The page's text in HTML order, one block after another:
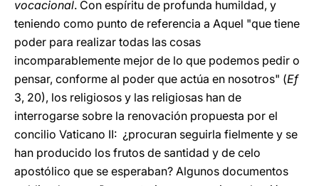
vocacional. Con espíritu de profunda humildad, y
teniendo como punto de referencia a Aquel "que tiene
poder para realizar todas las cosas
incomparablemente mejor de lo que podemos pedir o
pensar, conforme al poder que actúa en nosotros" (Ef
3, 20), los religiosos y las religiosas han de
interrogarse sobre la renovación propuesta por el
concilio Vaticano II: ¿procuran seguirla fielmente y se
han producido los frutos de santidad y de celo
apostólico que se esperaban? Algunos documentos